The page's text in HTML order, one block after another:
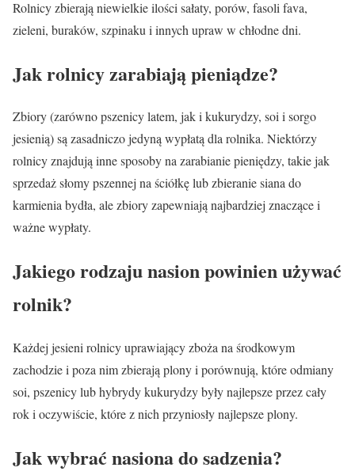
Rolnicy zbierają niewielkie ilości sałaty, porów, fasoli fava,
zieleni, buraków, szpinaku i innych upraw w chłodne dni.
Jak rolnicy zarabiają pieniądze?
Zbiory (zarówno pszenicy latem, jak i kukurydzy, soi i sorgo
jesienią) są zasadniczo jedyną wypłatą dla rolnika. Niektórzy
rolnicy znajdują inne sposoby na zarabianie pieniędzy, takie jak
sprzedaż słomy pszennej na ściółkę lub zbieranie siana do
karmienia bydła, ale zbiory zapewniają najbardziej znaczące i
ważne wypłaty.
Jakiego rodzaju nasion powinien używać
rolnik?
Każdej jesieni rolnicy uprawiający zboża na środkowym
zachodzie i poza nim zbierają plony i porównują, które odmiany
soi, pszenicy lub hybrydy kukurydzy były najlepsze przez cały
rok i oczywiście, które z nich przyniosły najlepsze plony.
Jak wybrać nasiona do sadzenia?